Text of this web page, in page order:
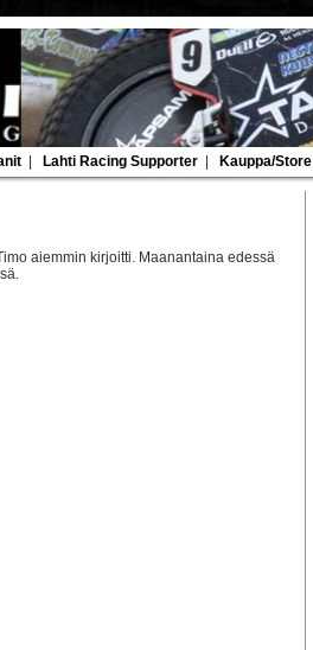
Lahti Racing Supporter Kauppa/Store
aiemmin kirjoitti. Maanantaina edessä